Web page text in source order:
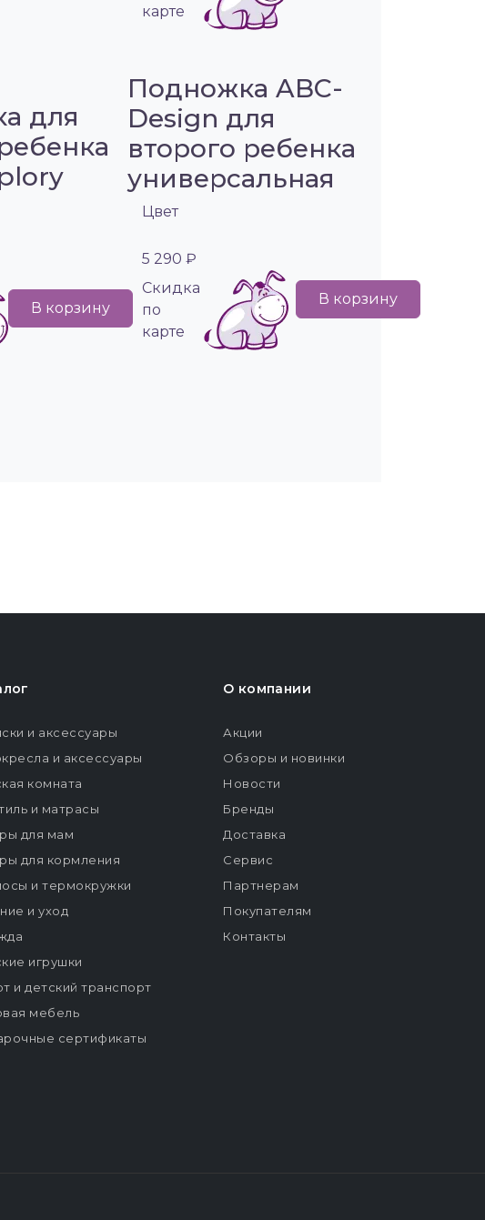
карте
для
В корзину
Подножка ABC-
Design для
второго ребенка
универсальная
Цвет
5 290 ₽
Cкидка
по
карте
В корзину
и аксессуары
и аксессуары
комната
и матрасы
для мам
для кормления
и термокружки
и уход
игрушки
и детский транспорт
мебель
сертификаты
О компании
Акции
Обзоры и новинки
Новости
Бренды
Доставка
Сервис
Партнерам
Покупателям
Контакты